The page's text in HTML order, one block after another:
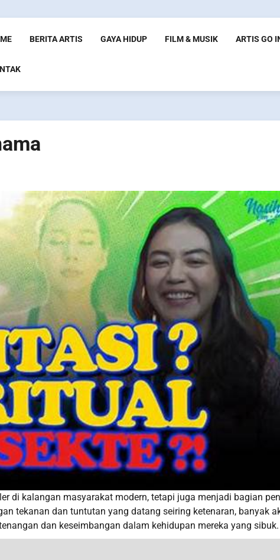
BERITA ARTIS GAYA HIDUP FILM & MUSIK ARTIS GO
di kalangan masyarakat modern, tetapi juga menjadi bagian
tekanan dan tuntutan yang datang seiring ketenaran, banyak
dan keseimbangan dalam kehidupan mereka yang sibuk.